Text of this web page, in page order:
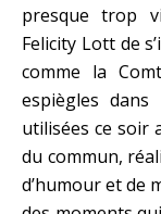
presque trop
Felicity Lott de
comme la
espiègles
utilisées ce soir
du commun,
d’humour et de